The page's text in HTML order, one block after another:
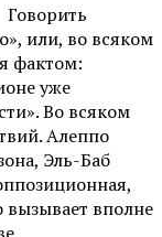
Говорить
или, во всяком
фактом:
уже
Во всяком
Алеппо
Эль-Баб
вполне